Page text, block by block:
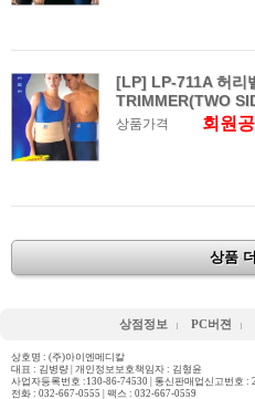
[LP] LP-711A 허리
TRIMMER(TWO
상품가격 회원
상품
상점정보 PC버젼
상호명 : (주)아이엔메디칼
대표 : 김병량 | 개인정보보호책임자 : 김형윤
사업자등록번호 :130-86-74530 | 통신판매업신고번호 :
전화 : 032-667-0555 | 팩스 : 032-667-0559